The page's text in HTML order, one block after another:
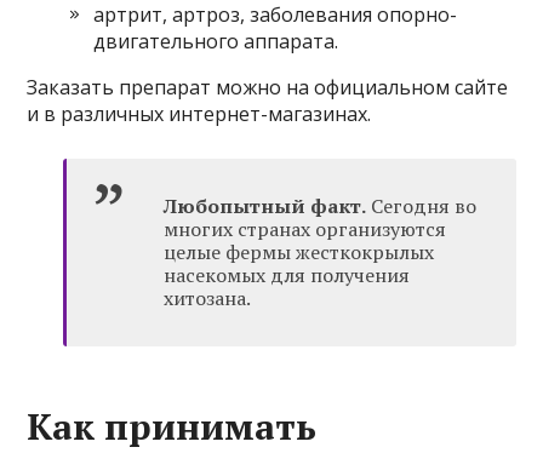
артрит, артроз, заболевания опорно-
двигательного аппарата.
Заказать препарат можно на официальном сайте
и в различных интернет-магазинах.
Любопытный факт. Сегодня во
многих странах организуются
целые фермы жесткокрылых
насекомых для получения
хитозана.
Как принимать